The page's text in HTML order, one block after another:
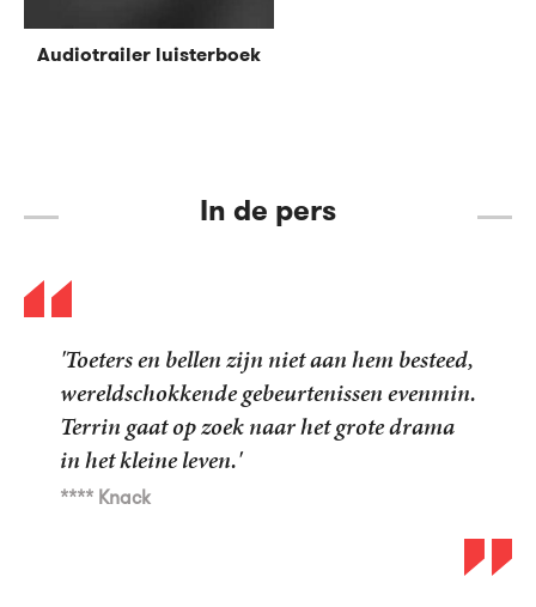
Audiotrailer luisterboek
In de pers
Al het blauw
'Toeters en bellen zijn niet aan hem besteed,
wereldschokkende gebeurtenissen evenmin.
Terrin gaat op zoek naar het grote drama
in het kleine leven.'
**** Knack
Al het blauw